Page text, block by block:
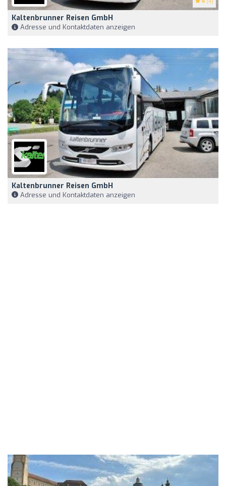
Kaltenbrunner Reisen GmbH
Adresse und Kontaktdaten anzeigen
Kaltenbrunner Reisen GmbH
Adresse und Kontaktdaten anzeigen